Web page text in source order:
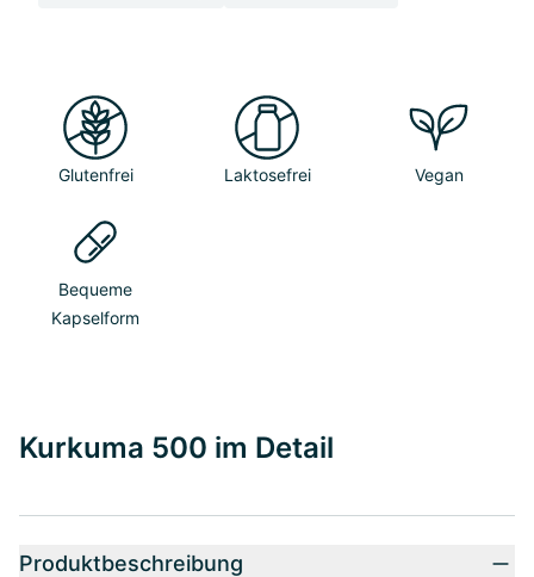
Glutenfrei Laktosefrei Vegan
Bequeme
Kapselform
Kurkuma 500 im Detail
Produktbeschreibung